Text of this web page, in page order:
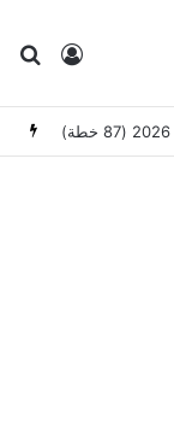
Rechercher